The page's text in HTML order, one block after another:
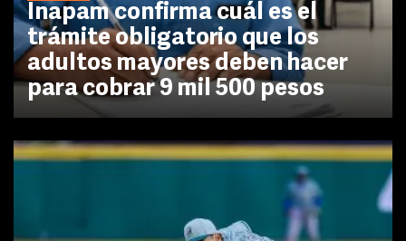
Inapam confirma cuál es el
trámite obligatorio que los
adultos mayores deben hacer
para cobrar 9 mil 500 pesos